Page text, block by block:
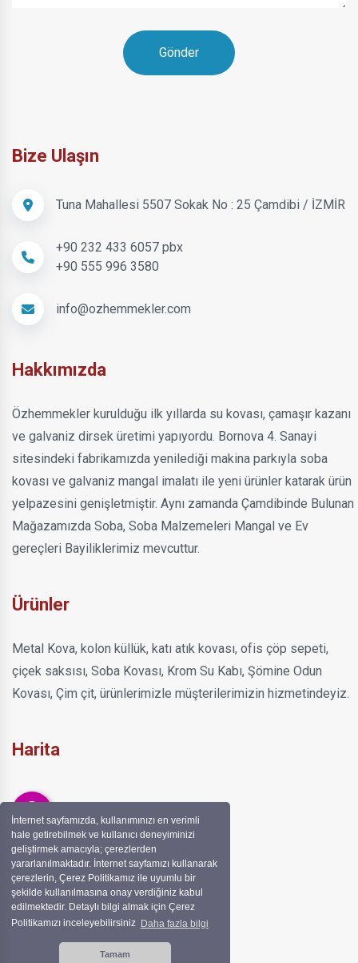
İnternet sayfamızda, kullanımınızı en verimli
hale getirebilmek ve kullanıcı deneyiminizi
geliştirmek amacıyla; çerezlerden
yararlanılmaktadır. İnternet sayfamızı kullanarak
çerezlerin, Çerez Politikamız ile uyumlu bir
şekilde kullanılmasına onay verdiğiniz kabul
edilmektedir. Detaylı bilgi almak için Çerez
Politikamızı inceleyebilirsiniz Daha fazla bilgi
Tamam
Gönder
Bize Ulaşın
Tuna Mahallesi 5507 Sokak No : 25 Çamdibi / İZMİR
+90 232 433 6057 pbx
+90 555 996 3580
info@ozhemmekler.com
Hakkımızda
Özhemmekler kurulduğu ilk yıllarda su kovası, çamaşır kazanı
ve galvaniz dirsek üretimi yapıyordu. Bornova 4. Sanayi
sitesindeki fabrikamızda yenilediği makina parkıyla soba
kovası ve galvaniz mangal imalatı ile yeni ürünler katarak ürün
yelpazesini genişletmiştir. Aynı zamanda Çamdibinde Bulunan
Mağazamızda Soba, Soba Malzemeleri Mangal ve Ev
gereçleri Bayiliklerimiz mevcuttur.
Ürünler
Metal Kova, kolon küllük, katı atık kovası, ofis çöp sepeti,
çiçek saksısı, Soba Kovası, Krom Su Kabı, Şömine Odun
Kovası, Çim çit, ürünlerimizle müşterilerimizin hizmetindeyiz.
Harita